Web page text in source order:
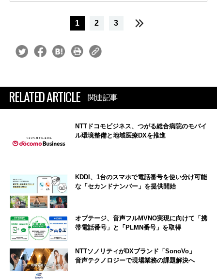
1 2 3
RELATED ARTICLE 関連記事
NTTドコモビジネス、つがる総合病院のモバイ
ル環境整備と地域医療DXを推進
KDDI、1台のスマホで電話番号を使い分け可能
な「セカンドナンバー」を提供開始
オプテージ、音声フルMVNO実現に向けて「携
帯電話番号」と「PLMN番号」を取得
NTTソノリティがDXブランド「SonoVo」
音声テクノロジーで現場業務の課題解決へ